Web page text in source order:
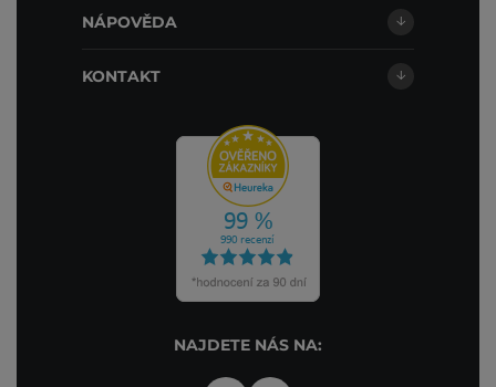
NÁPOVĚDA
KONTAKT
NAJDETE NÁS NA: